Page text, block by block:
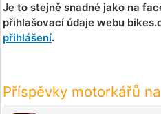
Je to stejně snadné jako na
přihlašovací údaje webu
přihlášení.
Příspěvky motorkářů